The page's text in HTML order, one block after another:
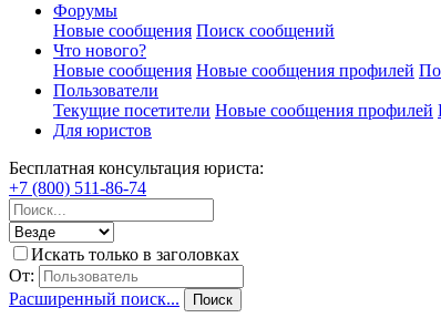
Форумы
Новые сообщения Поиск сообщений
Что нового?
Новые сообщения Новые сообщения профилей
Пользователи
Текущие посетители Новые сообщения профилей
Для юристов
Бесплатная консультация юриста:
+7 (800) 511-86-74
Искать только в заголовках
От:
Расширенный поиск...
Поиск